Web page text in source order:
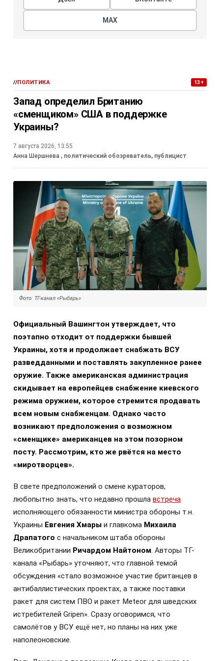
МАХ
//ПОЛИТИКА 13+
Запад определил Британию
«сменщиком» США в поддержке
Украины?
7 августа 2026, 13:55
Анна Шершнева , политический обозреватель, публицист
Фото: ТГ-канал «Рыбарь»
Официальный Вашингтон утверждает, что
поэтапно отходит от поддержки бывшей
Украины, хотя и продолжает снабжать ВСУ
разведданными и поставлять закупленное ранее
оружие. Также американская администрация
скидывает на европейцев снабжение киевского
режима оружием, которое стремится продавать
всем новым снабженцам. Однако часто
возникают предположения о возможном
«сменщике» американцев на этом позорном
посту. Рассмотрим, кто же рвётся на место
«миротворцев».
В свете предположений о смене кураторов,
любопытно знать, что недавно прошла встреча
исполняющего обязанности министра обороны т.н.
Украины Евгения Хмары и главкома Михаила
Драпатого с начальником штаба обороны
Великобритании Ричардом Найтоном. Авторы ТГ-
канала «Рыбарь» уточняют, что главной темой
обсуждения «стало возможное участие британцев в
антибаллистических проектах, а также поставки
ракет для систем ПВО и ракет Meteor для шведских
истребителей Gripen». Сразу оговоримся, что
самолётов у ВСУ ещё нет, но планы на них уже
наполеоновские.